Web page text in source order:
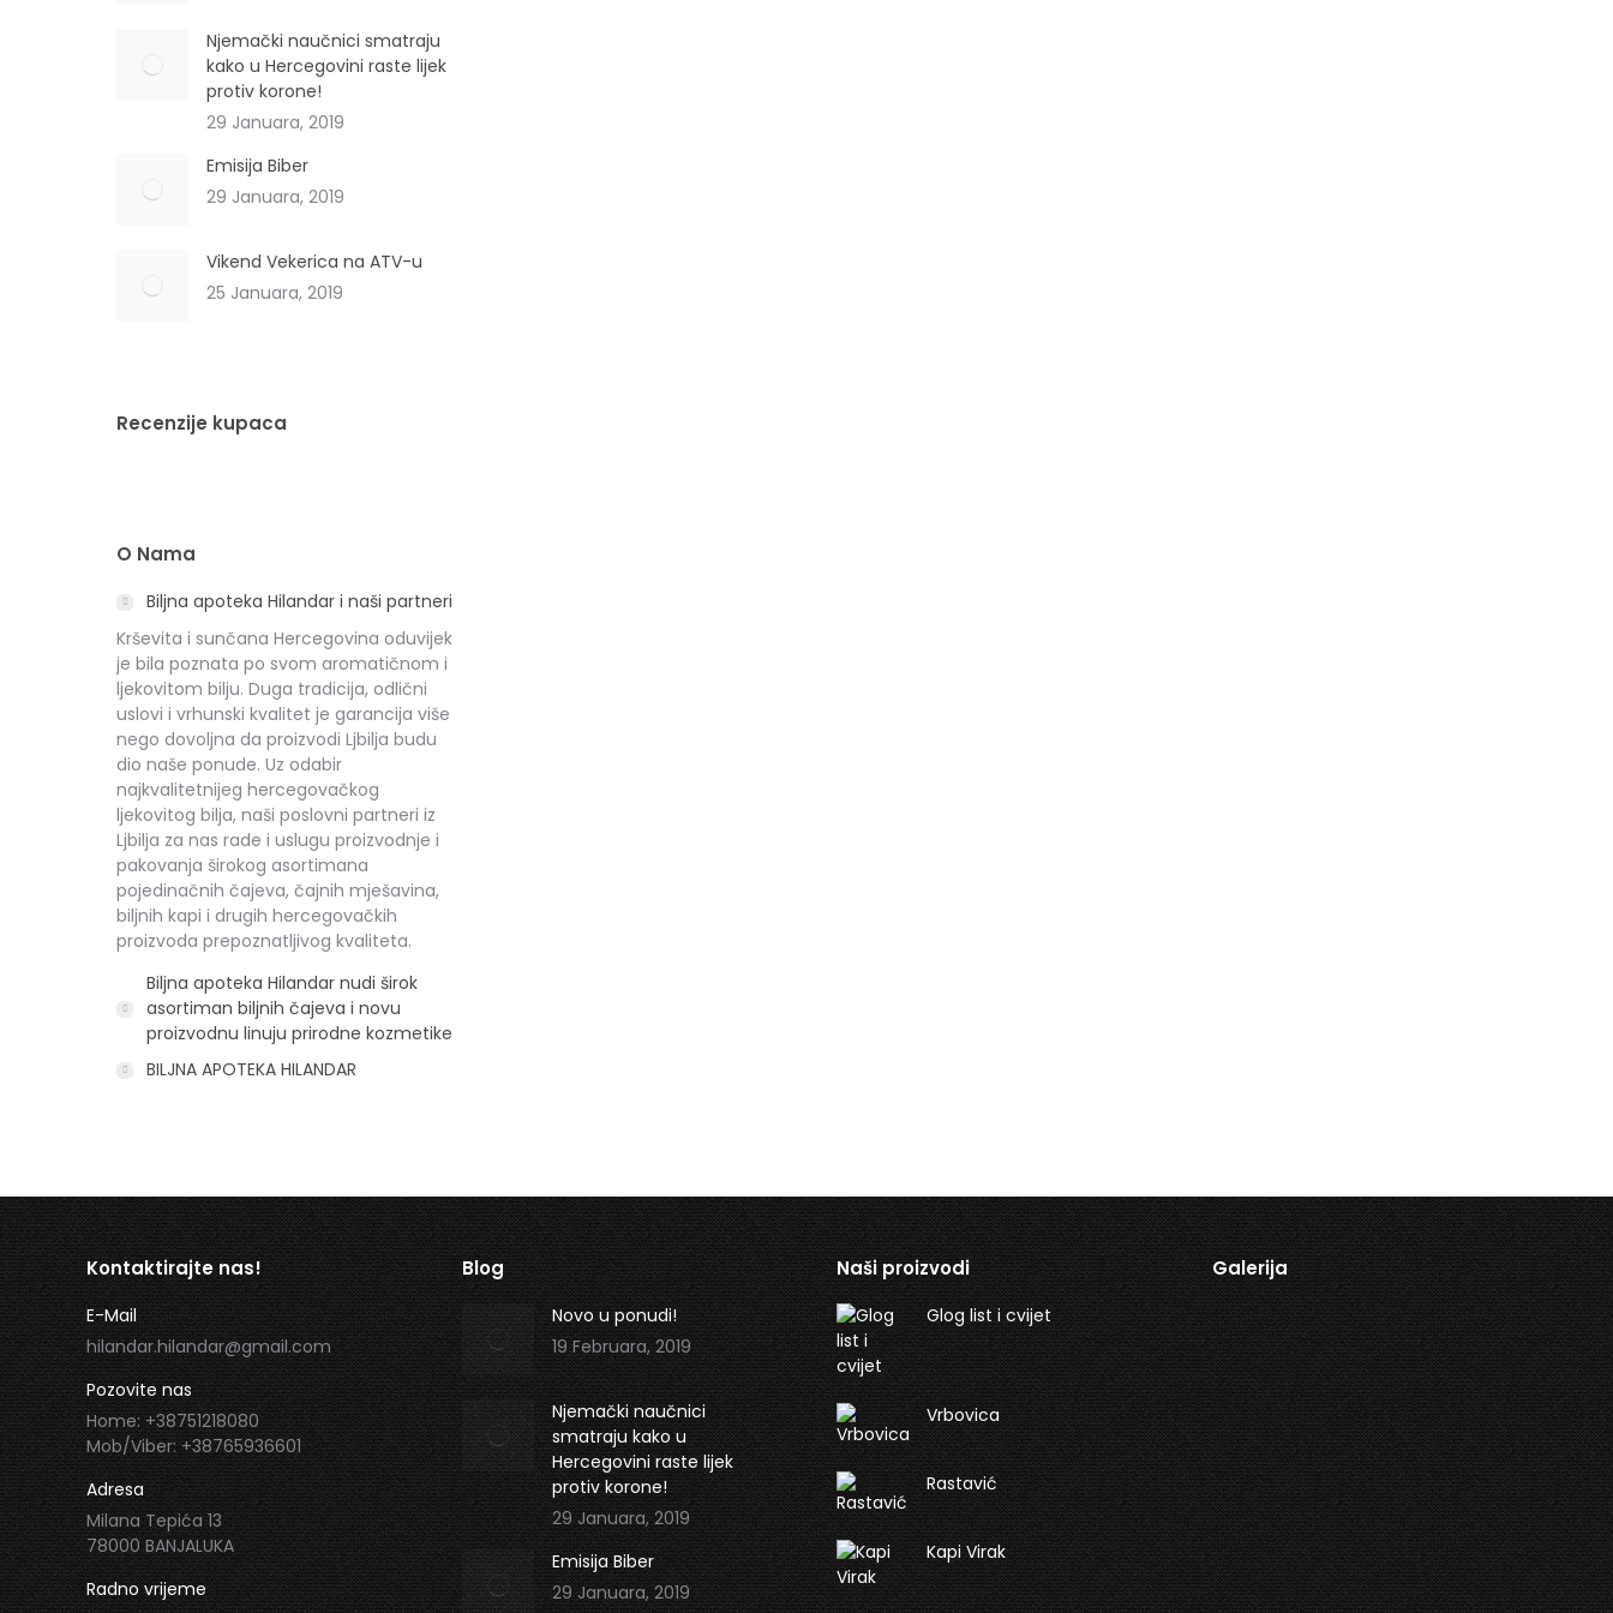
Njemački naučnici smatraju
kako u Hercegovini raste lijek
protiv korone!
29 Januara, 2019
Emisija Biber
29 Januara, 2019
Vikend Vekerica na ATV-u
25 Januara, 2019
Recenzije kupaca
O Nama
Biljna apoteka Hilandar i naši partneri
Krševita i sunčana Hercegovina oduvijek
je bila poznata po svom aromatičnom i
ljekovitom bilju. Duga tradicija, odlični
uslovi i vrhunski kvalitet je garancija više
nego dovoljna da proizvodi Ljbilja budu
dio naše ponude. Uz odabir
najkvalitetnijeg hercegovačkog
ljekovitog bilja, naši poslovni partneri iz
Ljbilja za nas rade i uslugu proizvodnje i
pakovanja širokog asortimana
pojedinačnih čajeva, čajnih mješavina,
biljnih kapi i drugih hercegovačkih
proizvoda prepoznatljivog kvaliteta.
Biljna apoteka Hilandar nudi širok
asortiman biljnih čajeva i novu
proizvodnu linuju prirodne kozmetike
BILJNA APOTEKA HILANDAR
Kontaktirajte nas!
E-Mail
hilandar.hilandar@gmail.com
Pozovite nas
Home: +38751218080
Mob/Viber: +38765936601
Adresa
Milana Tepića 13
78000 BANJALUKA
Radno vrijeme
Blog
Novo u ponudi!
19 Februara, 2019
Njemački naučnici
smatraju kako u
Hercegovini raste lijek
protiv korone!
29 Januara, 2019
Emisija Biber
29 Januara, 2019
Naši proizvodi
Glog list i cvijet
Vrbovica
Rastavić
Kapi Virak
Galerija